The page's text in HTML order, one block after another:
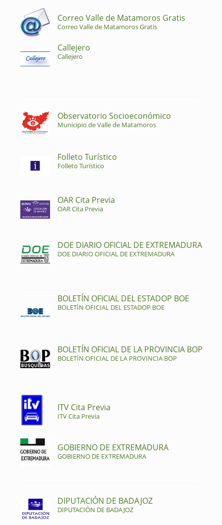
Correo Valle de Matamoros Gratis
Correo Valle de Matamoros Gratis
Callejero
Callejero
Observatorio Socioeconómico
Municipio de Valle de Matamoros
Folleto Turístico
Folleto Turístico
OAR Cita Previa
OAR Cita Previa
DOE DIARIO OFICIAL DE EXTREMADURA
DOE DIARIO OFICIAL DE EXTREMADURA
BOLETÍN OFICIAL DEL ESTADOP BOE
BOLETÍN OFICIAL DEL ESTADOP BOE
BOLETÍN OFICIAL DE LA PROVINCIA BOP
BOLETÍN OFICIAL DE LA PROVINCIA BOP
ITV Cita Previa
ITV Cita Previa
GOBIERNO DE EXTREMADURA
GOBIERNO DE EXTREMADURA
DIPUTACIÓN DE BADAJOZ
DIPUTACIÓN DE BADAJOZ